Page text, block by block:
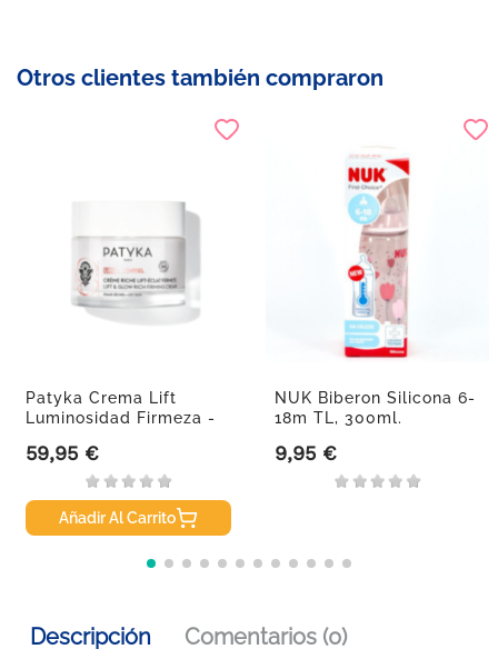
Otros clientes también compraron
Patyka Crema Lift
Luminosidad Firmeza -
Precio
59,95 €
Añadir Al Carrito
NUK Biberon Silicona 6-
18m TL, 300ml.
Precio
9,95 €
Descripción Comentarios (0)